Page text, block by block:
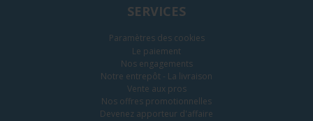
SERVICES
Paramètres des cookies
Le paiement
Nos engagements
Notre entrepôt - La livraison
Vente aux pros
Nos offres promotionnelles
Devenez apporteur d'affaire